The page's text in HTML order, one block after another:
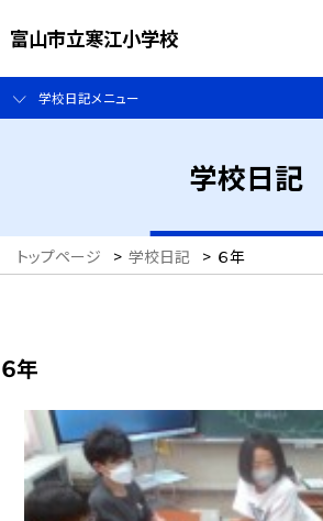
富山市立寒江小学校
学校日記メニュー
学校日記
トップページ > 学校日記 > ６年
６年